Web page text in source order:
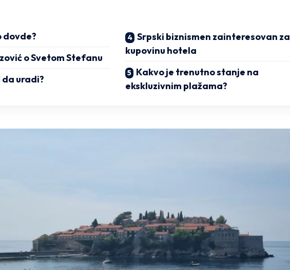
dovde?
o Svetom Stefanu
da uradi?
Srpski biznismen zainteresovan za
kupovinu hotela
Kakvo je trenutno stanje na
ekskluzivnim plažama?